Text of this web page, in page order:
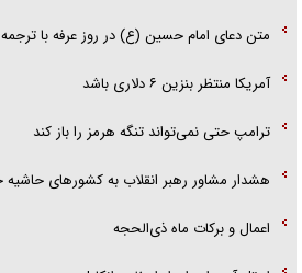
متن دعای امام حسین (ع) در روز عرفه با
آمریکا منتظر بنزین ۶ دلاری باشد
ترامپ حتی نمی‌تواند تنگه هرمز را باز کند
هشدار مشاور رهبر انقلاب به کشور‌های
اعمال و برکات ماه ذی‌الحجه